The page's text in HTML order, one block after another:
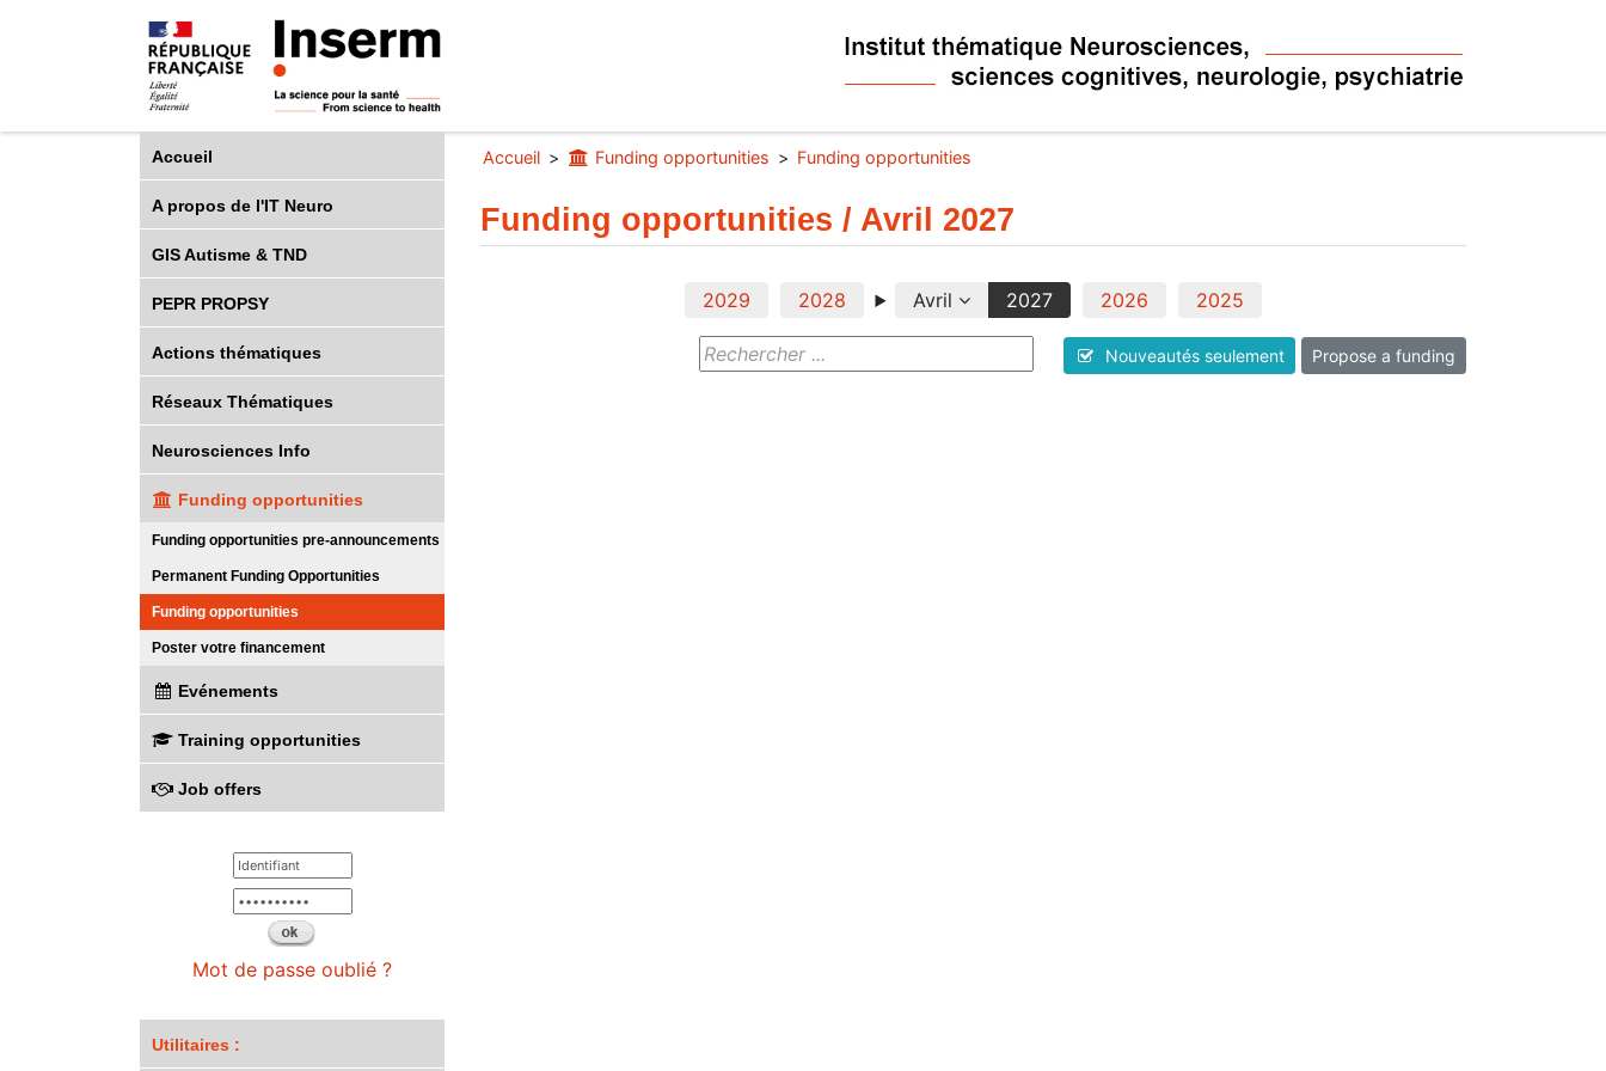
Accueil
A propos de l'IT Neuro
GIS Autisme & TND
PEPR PROPSY
Actions thématiques
Réseaux Thématiques
Neurosciences Info
Funding opportunities
Funding opportunities pre-announcements
Permanent Funding Opportunities
Funding opportunities
Poster votre financement
Evénements
Training opportunities
Job offers
Mot de passe oublié ?
Utilitaires :
Accueil Funding opportunities Funding opportunities
Funding opportunities / Avril 2027
2029 2028 Avril 2027 2026 2025
Nouveautés seulement Propose a funding